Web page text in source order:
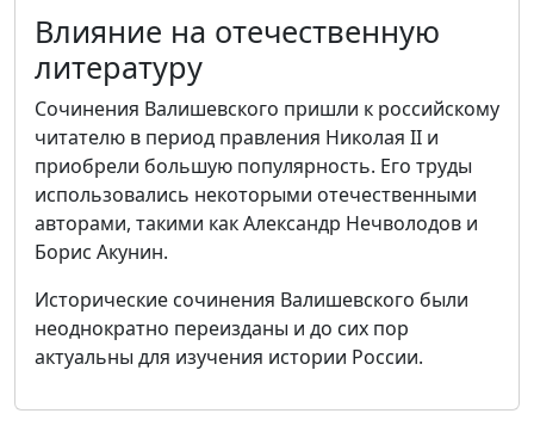
Влияние на отечественную
литературу
Сочинения Валишевского пришли к российскому
читателю в период правления Николая II и
приобрели большую популярность. Его труды
использовались некоторыми отечественными
авторами, такими как Александр Нечволодов и
Борис Акунин.
Исторические сочинения Валишевского были
неоднократно переизданы и до сих пор
актуальны для изучения истории России.